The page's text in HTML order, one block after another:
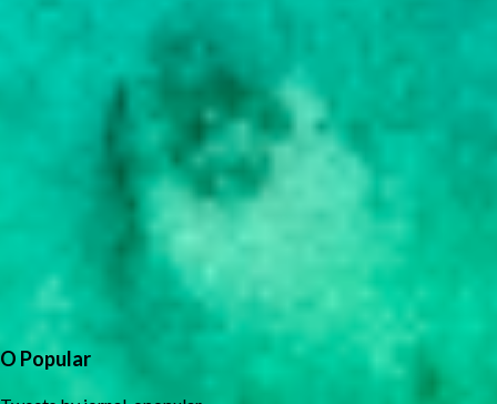
O Popular